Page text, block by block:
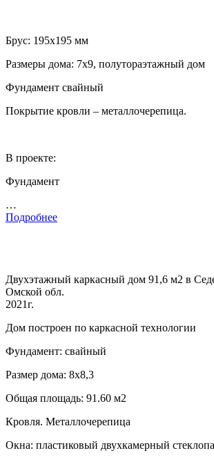
Брус: 195х195 мм
Размеры дома: 7х9, полутораэтажный дом
Фундамент свайный
Покрытие кровли – металлочерепица.
В проекте:
Фундамент
…
Подробнее
Двухэтажный каркасный дом 91,6 м2 в
Омской обл.
2021г.
Дом построен по каркасной технологии
Фундамент: свайный
Размер дома: 8х8,3
Общая площадь: 91.60 м2
Кровля. Металлочерепица
Окна: пластиковый двухкамерный